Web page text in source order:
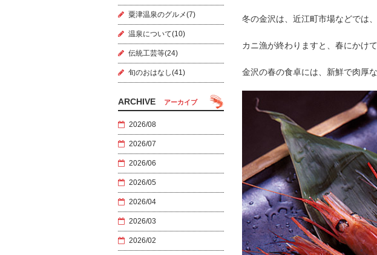
冬の金沢は、近江町市場などでは
カニ漁が終わりますと、春にかけ
金沢の春の食卓には、新鮮で肉厚
粟津温泉のグルメ(7)
温泉について(10)
伝統工芸等(24)
旬のおはなし(41)
ARCHIVE アーカイブ
2026/08
2026/07
2026/06
2026/05
2026/04
2026/03
2026/02